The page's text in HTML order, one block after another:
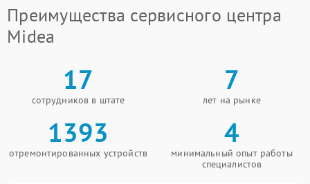
Преимущества сервисного центра
Midea
17
сотрудников в штате
7
лет на рынке
1393
отремонтированных устройств
4
минимальный опыт работы
специалистов